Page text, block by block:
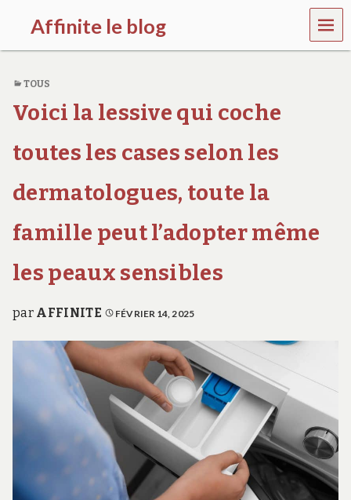
Affinite le blog
e
p
l
u
s
i
MEN
U
TOUS
Voici la lessive qui coche
toutes les cases selon les
dermatologues, toute la
famille peut l’adopter même
les peaux sensibles
par AFFINITE FÉVRIER 14, 2025